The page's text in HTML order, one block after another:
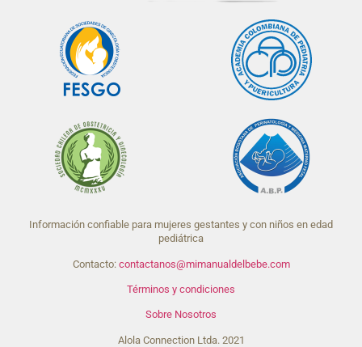
Información confiable para mujeres gestantes y con niños en edad
pediátrica
Contacto: contactanos@mimanualdelbebe.com
Términos y condiciones
Sobre Nosotros
Alola Connection Ltda. 2021